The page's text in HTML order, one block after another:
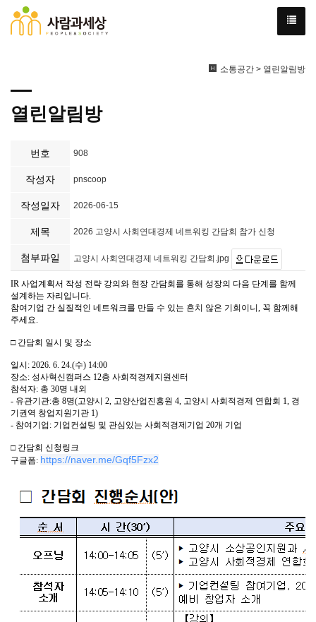
소통공간 > 열린알림방
열린알림방
번호 908
작성자 pnscoop
작성일자 2026-06-15
제목 2026 고양시 사회연대경제 네트워킹 간담회 참가 신청
첨부파일 고양시 사회연대경제 네트워킹 간담회.jpg